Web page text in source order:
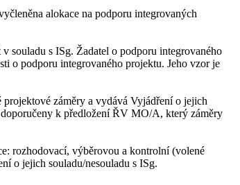
alokace na podporu integrovaných
souladu s ISg. Žadatel o podporu integrovaného
o podporu integrovaného projektu. Jeho vzor je
záměry a vydává Vyjádření o jejich
k předložení ŘV MO/A, který záměry
rozhodovací, výběrovou a kontrolní (volené
o jejich souladu/nesouladu s ISg.